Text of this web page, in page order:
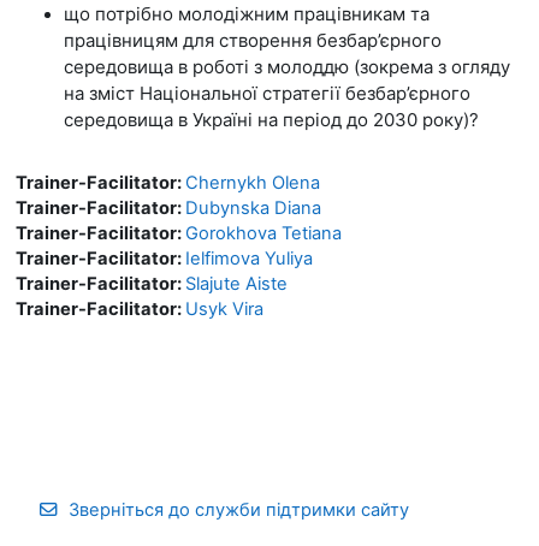
що потрібно молодіжним працівникам та
працівницям для створення безбар’єрного
середовища в роботі з молоддю (зокрема з огляду
на зміст Національної стратегії безбар’єрного
середовища в Україні на період до 2030 року)?
Trainer-Facilitator:Chernykh Olena
Trainer-Facilitator: Dubynska Diana
Trainer-Facilitator:Gorokhova Tetiana
Trainer-Facilitator: Ielfimova Yuliya
Trainer-Facilitator: Slajute Aiste
Trainer-Facilitator: Usyk Vira
Зверніться до служби підтримки сайту